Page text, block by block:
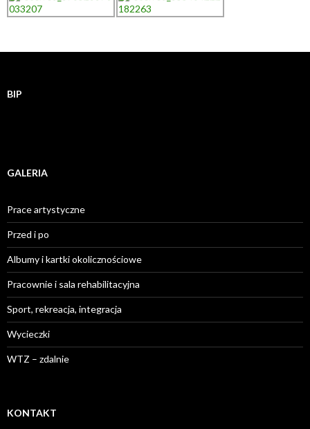
BIP
GALERIA
Prace artystyczne
Przed i po
Albumy i kartki okolicznościowe
Pracownie i sala rehabilitacyjna
Sport, rekreacja, integracja
Wycieczki
WTZ – zdalnie
KONTAKT